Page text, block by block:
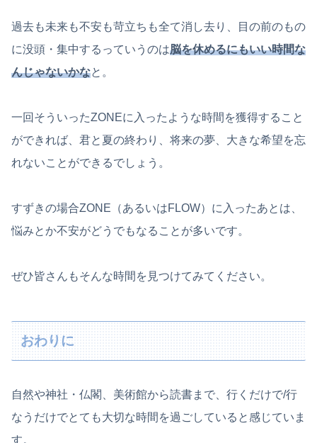
過去も未来も不安も苛立ちも全て消し去り、目の前のもの
に没頭・集中するっていうのは脳を休めるにもいい時間な
んじゃないかなと。
一回そういったZONEに入ったような時間を獲得すること
ができれば、君と夏の終わり、将来の夢、大きな希望を忘
れないことができるでしょう。
すずきの場合ZONE（あるいはFLOW）に入ったあとは、
悩みとか不安がどうでもなることが多いです。
ぜひ皆さんもそんな時間を見つけてみてください。
おわりに
自然や神社・仏閣、美術館から読書まで、行くだけで/行
なうだけでとても大切な時間を過ごしていると感じていま
す。